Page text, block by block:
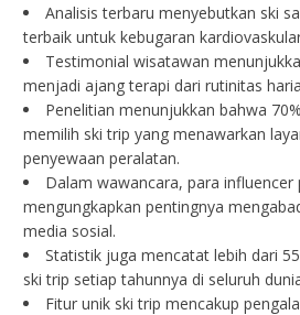
Analisis terbaru menyebutkan ski
terbaik untuk kebugaran
Testimonial wisatawan
menjadi ajang terapi dari rutinitas
Penelitian menunjukkan bahwa
memilih ski trip yang menawarkan
penyewaan peralatan.
Dalam wawancara, para influencer
mengungkapkan pentingnya
media sosial.
Statistik juga mencatat lebih dari
ski trip setiap tahunnya di seluruh
Fitur unik ski trip mencakup